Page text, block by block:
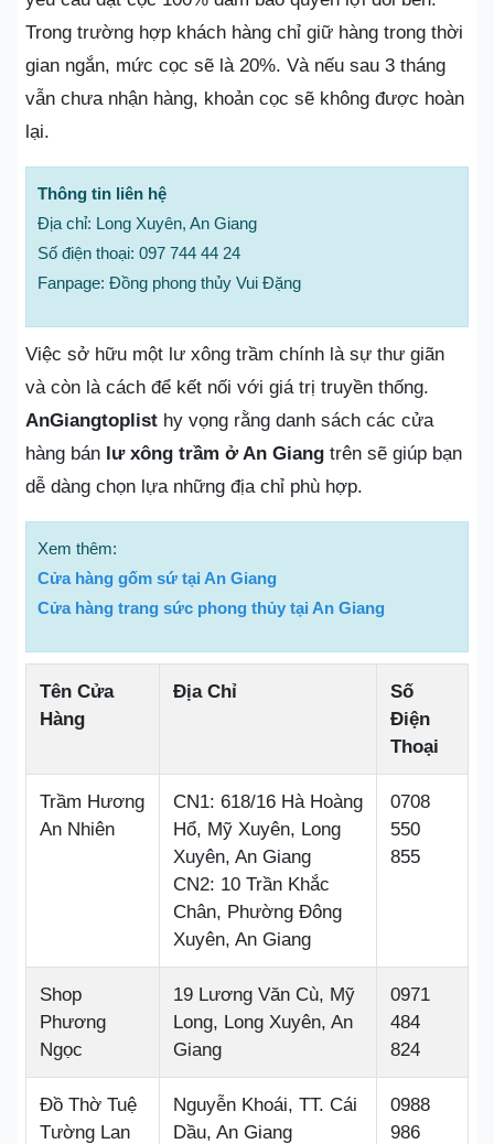
Trong trường hợp khách hàng chỉ giữ hàng trong thời
gian ngắn, mức cọc sẽ là 20%. Và nếu sau 3 tháng
vẫn chưa nhận hàng, khoản cọc sẽ không được hoàn
lại.
Thông tin liên hệ
Địa chỉ: Long Xuyên, An Giang
Số điện thoại: 097 744 44 24
Fanpage: Đồng phong thủy Vui Đặng
Việc sở hữu một lư xông trầm chính là sự thư giãn
và còn là cách để kết nối với giá trị truyền thống.
AnGiangtoplist hy vọng rằng danh sách các cửa
hàng bán lư xông trầm ở An Giang trên sẽ giúp bạn
dễ dàng chọn lựa những địa chỉ phù hợp.
Xem thêm:
Cửa hàng gốm sứ tại An Giang
Cửa hàng trang sức phong thủy tại An Giang
Tên Cửa
Hàng
Địa Chỉ
Số
Điện
Thoại
Trầm Hương
An Nhiên
CN1: 618/16 Hà Hoàng
Hổ, Mỹ Xuyên, Long
Xuyên, An Giang
CN2: 10 Trần Khắc
Chân, Phường Đông
Xuyên, An Giang
0708
550
855
Shop
Phương
Ngọc
19 Lương Văn Cù, Mỹ
Long, Long Xuyên, An
Giang
0971
484
824
Đồ Thờ Tuệ
Tường Lan
Nguyễn Khoái, TT. Cái
Dầu, An Giang
0988
986